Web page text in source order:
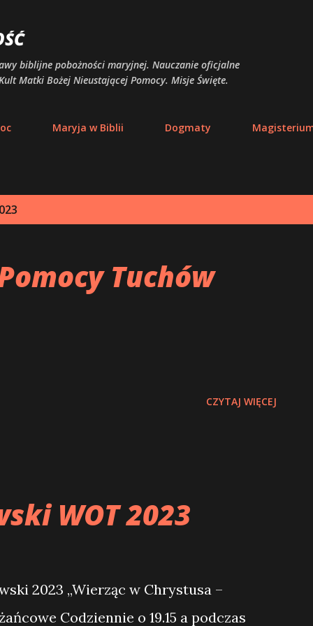
biblijne pobożności maryjnej. Nauczanie oficjalne
Matki Bożej Nieustającej Pomocy. Misje Święte.
Maryja w Biblii Dogmaty
Tuchów
CZYTAJ WIĘCEJ
WOT 2023
2023 „Wierząc w Chrystusa –
Codziennie o 19.15 a podczas